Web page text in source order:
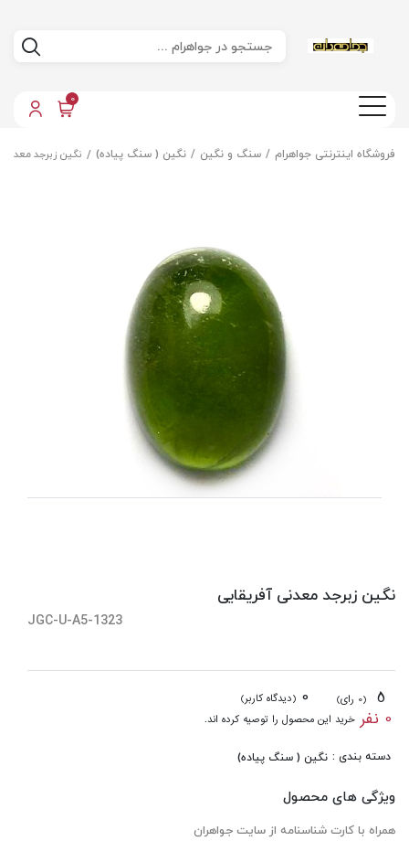
0
فروشگاه اینترنتی جواهرام سنگ و نگین نگین ( سنگ پیاده) نگین زبرجد معدنی
نگین زبرجد معدنی آفریقایی
JGC-U-A5-1323
(0 رای) 0 (دیدگاه کاربر)
0 نفر خرید این محصول را توصیه کرده اند.
دسته بندی : نگین ( سنگ پیاده)
ویژگی های محصول
همراه با کارت شناسنامه از سایت جواهران